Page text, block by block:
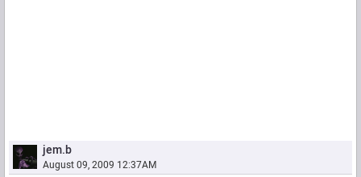
jem.b
August 09, 2009 12:37AM